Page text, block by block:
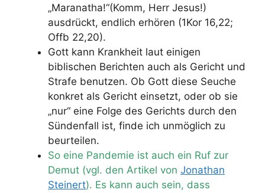
„Maranatha!“(Komm, Herr Jesus!)
ausdrückt, endlich erhören (1Kor 16,22;
Offb 22,20).
Gott kann Krankheit laut einigen
biblischen Berichten auch als Gericht und
Strafe benutzen. Ob Gott diese Seuche
konkret als Gericht einsetzt, oder ob sie
„nur“ eine Folge des Gerichts durch den
Sündenfall ist, finde ich unmöglich zu
beurteilen.
So eine Pandemie ist auch ein Ruf zur
Demut (vgl. den Artikel von Jonathan
Steinert). Es kann auch sein, dass